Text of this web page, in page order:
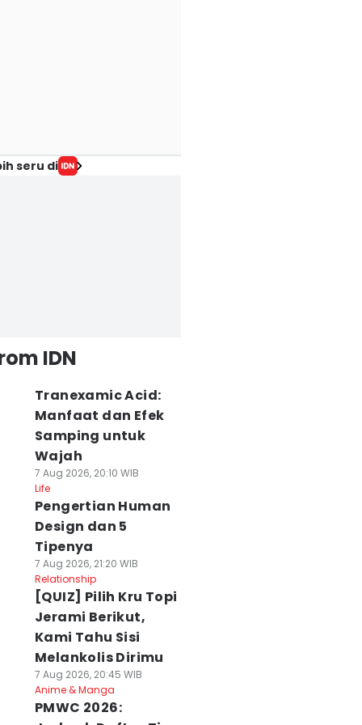
seru di
IDN
Tranexamic Acid:
Manfaat dan Efek
Samping untuk
Wajah
7 Aug 2026, 20:10 WIB
Life
Pengertian Human
Design dan 5
Tipenya
7 Aug 2026, 21:20 WIB
Relationship
[QUIZ] Pilih Kru Topi
Jerami Berikut,
Kami Tahu Sisi
Melankolis Dirimu
7 Aug 2026, 20:45 WIB
Anime & Manga
PMWC 2026: